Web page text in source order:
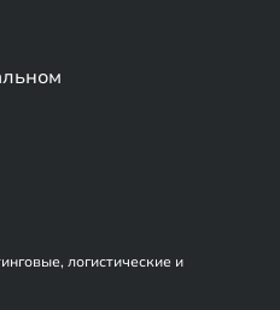
логистические и